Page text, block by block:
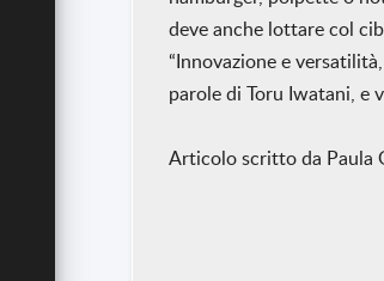
deve anche lottare col
“Innovazione e
parole di Toru Iwatani, e
Articolo scritto da Paula